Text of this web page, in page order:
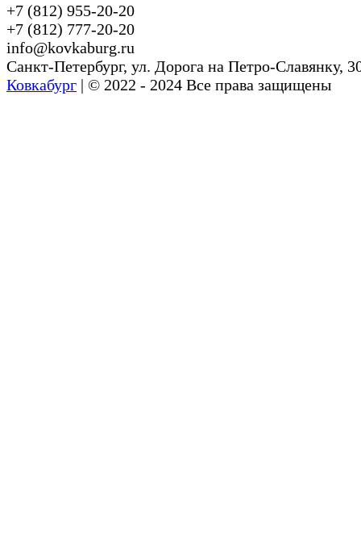
+7 (812) 955-20-20
+7 (812) 777-20-20
info@kovkaburg.ru
Cанкт-Петербург, ул. Дорога на Петро-Славянку,
Ковкабург | © 2022 - 2024 Все права защищены